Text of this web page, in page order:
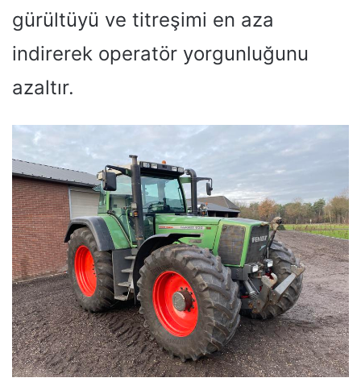
gürültüyü ve titreşimi en aza
indirerek operatör yorgunluğunu
azaltır.